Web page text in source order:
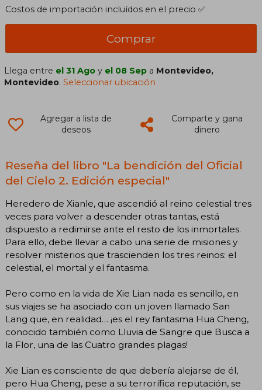
Costos de importación incluídos en el precio ✅
Comprar
Llega entre el 31 Ago y el 08 Sep a Montevideo,
Montevideo.Seleccionar ubicación
Agregar a lista de
deseos
Comparte y gana
dinero
Reseña del libro "La bendición del Oficial
del Cielo 2. Edición especial"
Heredero de Xianle, que ascendió al reino celestial tres
veces para volver a descender otras tantas, está
dispuesto a redimirse ante el resto de los inmortales.
Para ello, debe llevar a cabo una serie de misiones y
resolver misterios que trascienden los tres reinos: el
celestial, el mortal y el fantasma.
Pero como en la vida de Xie Lian nada es sencillo, en
sus viajes se ha asociado con un joven llamado San
Lang que, en realidad… ¡es el rey fantasma Hua Cheng,
conocido también como Lluvia de Sangre que Busca a
la Flor, una de las Cuatro grandes plagas!
Xie Lian es consciente de que debería alejarse de él,
pero Hua Cheng, pese a su terrorífica reputación, se